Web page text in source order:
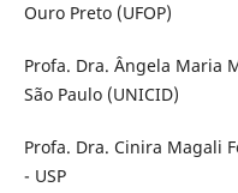
Ouro Preto (UFOP)
Profa. Dra. Ângela Maria
São Paulo (UNICID)
Profa. Dra. Cinira Magali
- USP